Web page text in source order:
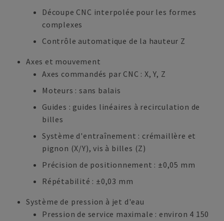
Découpe CNC interpolée pour les formes
complexes
Contrôle automatique de la hauteur Z
Axes et mouvement
Axes commandés par CNC : X, Y, Z
Moteurs : sans balais
Guides : guides linéaires à recirculation de
billes
Système d'entraînement : crémaillère et
pignon (X/Y), vis à billes (Z)
Précision de positionnement : ±0,05 mm
Répétabilité : ±0,03 mm
Système de pression à jet d'eau
Pression de service maximale : environ 4 150